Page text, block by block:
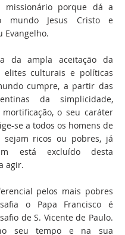
missionário porque dá a
mundo Jesus Cristo e
Evangelho.
da ampla aceitação da
elites culturais e políticas
cumpre, a partir das
da simplicidade,
o seu caráter
se a todos os homens de
sejam ricos ou pobres, já
está excluído desta
agir.
pelos mais pobres
o Papa Francisco é
de S. Vicente de Paulo.
seu tempo e na sua